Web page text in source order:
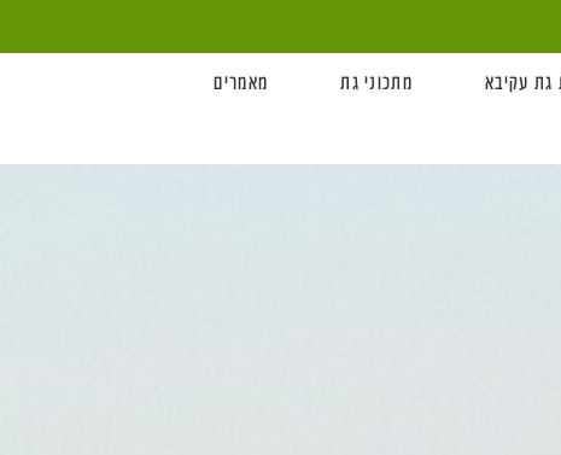
גת עקיבא מתכוני גת מאמרים